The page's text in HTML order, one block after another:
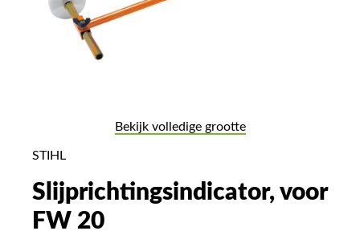
Bekijk volledige grootte
STIHL
Slijprichtingsindicator, voor
FW 20